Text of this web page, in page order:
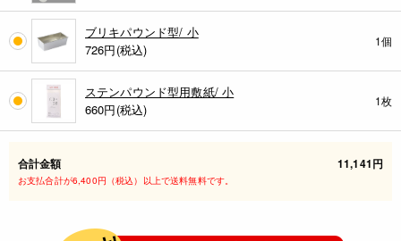
ブリキパウンド型/ 小
726円(税込)
1個
ステンパウンド型用敷紙/ 小
660円(税込)
1枚
合計金額 11,141円
お支払合計が6,400円（税込）以上で送料無料です。